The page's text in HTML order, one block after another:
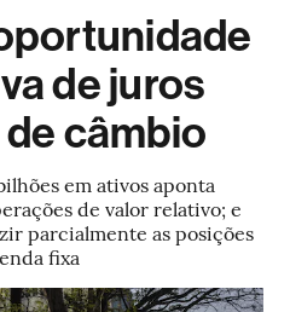
de juros
câmbio
em ativos aponta
de valor relativo; e
parcialmente as posições
fixa